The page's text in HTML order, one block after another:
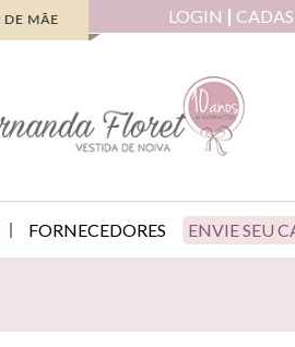
LOGIN
FORNECEDORES ENVIE SEU